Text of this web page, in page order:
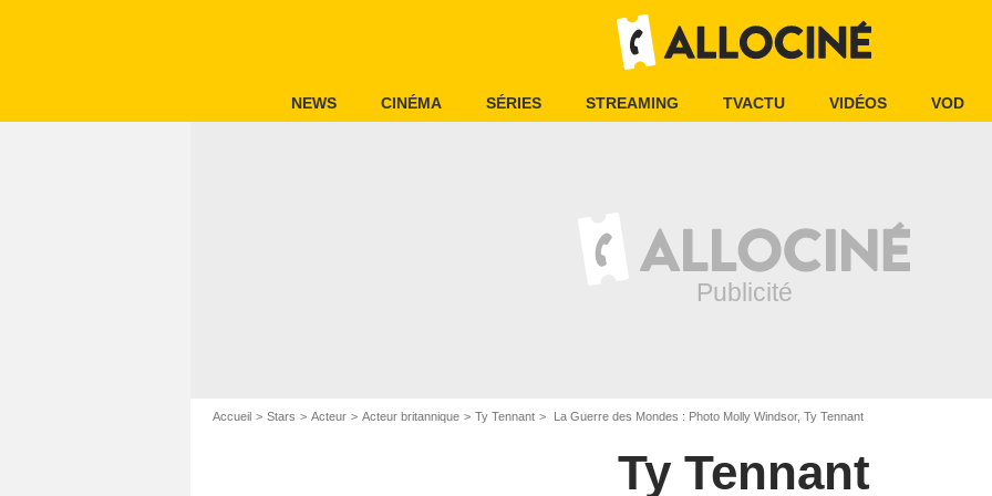
NEWS CINÉMA SÉRIES STREAMING TVACTU VIDÉOS VOD
Accueil Stars Acteur Acteur britannique Ty Tennant La Guerre des Mondes : Photo Molly Windsor, Ty Tennant
Ty Tennant